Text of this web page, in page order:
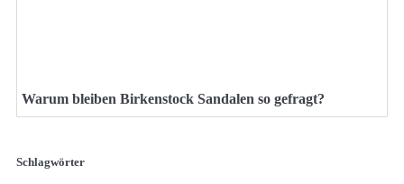
Warum bleiben Birkenstock Sandalen so gefragt?
Schlagwörter